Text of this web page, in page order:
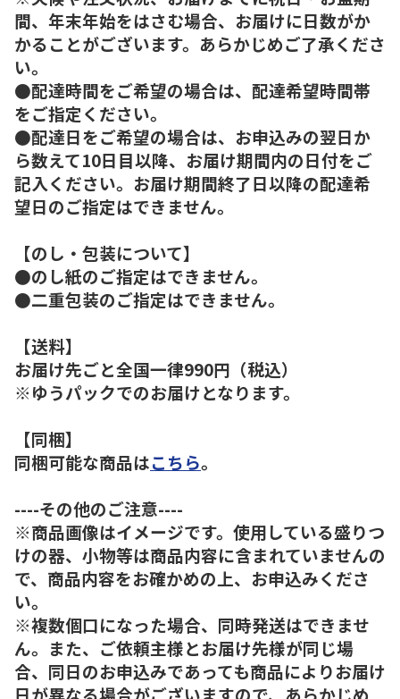
間、年末年始をはさむ場合、お届けに日数がか
かることがございます。あらかじめご了承くださ
い。
●配達時間をご希望の場合は、配達希望時間帯
をご指定ください。
●配達日をご希望の場合は、お申込みの翌日か
ら数えて10日目以降、お届け期間内の日付をご
記入ください。お届け期間終了日以降の配達希
望日のご指定はできません。
【のし・包装について】
●のし紙のご指定はできません。
●二重包装のご指定はできません。
【送料】
お届け先ごと全国一律990円（税込）
※ゆうパックでのお届けとなります。
【同梱】
同梱可能な商品はこちら。
----その他のご注意----
※商品画像はイメージです。使用している盛りつ
けの器、小物等は商品内容に含まれていませんの
で、商品内容をお確かめの上、お申込みくださ
い。
※複数個口になった場合、同時発送はできませ
ん。また、ご依頼主様とお届け先様が同じ場
合、同日のお申込みであっても商品によりお届け
日が異なる場合がございますので、あらかじめ